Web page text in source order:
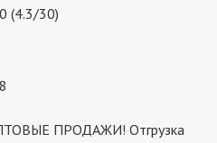
(4.3/30)
ПРОДАЖИ! Отгрузка